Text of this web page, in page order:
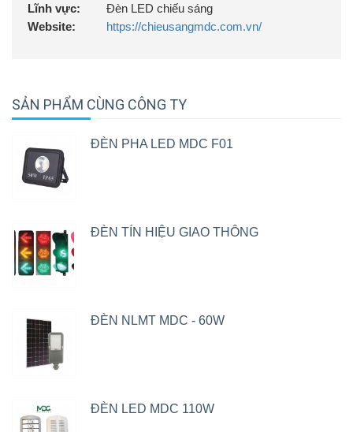
Lĩnh vực:
Đèn LED chiếu sáng
Website:
https://chieusangmdc.com.vn/
SẢN PHẨM CÙNG CÔNG TY
ĐÈN PHA LED MDC F01
ĐÈN TÍN HIỆU GIAO THÔNG
ĐÈN NLMT MDC - 60W
ĐÈN LED MDC 110W